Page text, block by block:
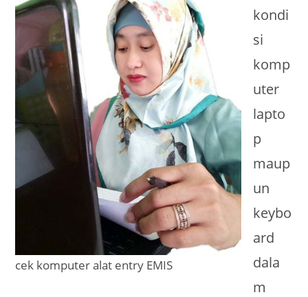
cek komputer alat entry EMIS
kondi
si
komp
uter
lapto
p
maup
un
keybo
ard
dala
m